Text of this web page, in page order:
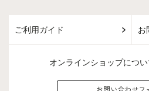
ご利用ガイド お
オンラインショップにつ